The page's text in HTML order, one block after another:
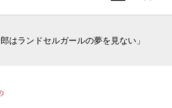
はランドセルガールの夢を見ない」